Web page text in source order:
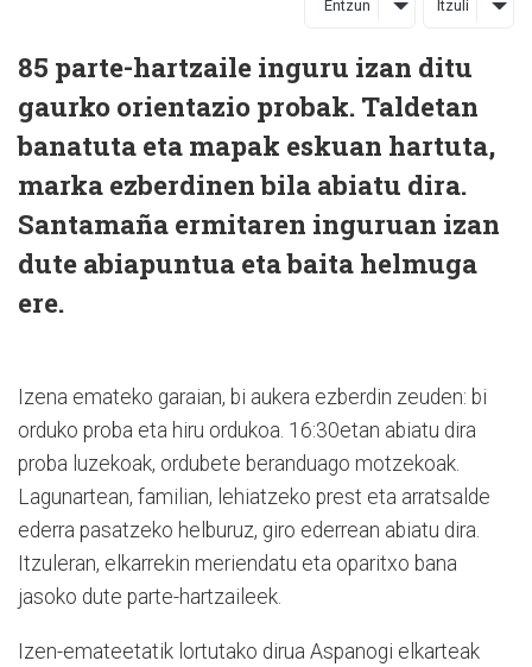
Entzun Itzuli
85 parte-hartzaile inguru izan ditu
gaurko orientazio probak. Taldetan
banatuta eta mapak eskuan hartuta,
marka ezberdinen bila abiatu dira.
Santamaña ermitaren inguruan izan
dute abiapuntua eta baita helmuga
ere.
Izena emateko garaian, bi aukera ezberdin zeuden: bi
orduko proba eta hiru ordukoa. 16:30etan abiatu dira
proba luzekoak, ordubete beranduago motzekoak.
Lagunartean, familian, lehiatzeko prest eta arratsalde
ederra pasatzeko helburuz, giro ederrean abiatu dira.
Itzuleran, elkarrekin meriendatu eta oparitxo bana
jasoko dute parte-hartzaileek.
Izen-emateetatik lortutako dirua Aspanogi elkarteak